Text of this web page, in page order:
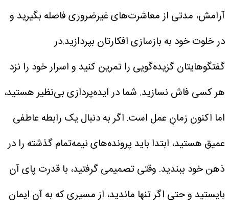
آرامش، مدتی از معاشرت‌های غیرضروری فاصله بگیرید و
در خلوت خود به بازسازی افکارتان بپردازید.در
گفتگوهایتان گزیده‌گویی را تمرین کنید و اسرار خود را نزد
هر کسی فاش نسازید. شما در ایده‌پردازی بی‌نظیر هستید،
اما اکنون زمانِ عمل است. اگر به دنبال یک رابطه عاطفی
عمیق هستید، ابتدا باید پرونده‌های نیمه‌تمام گذشته را در
ذهن خود ببندید. وقتی تصمیمی گرفتید، با قدرت پای آن
بایستید و حتی اگر تنها ماندید، از مسیری که به آن ایمان